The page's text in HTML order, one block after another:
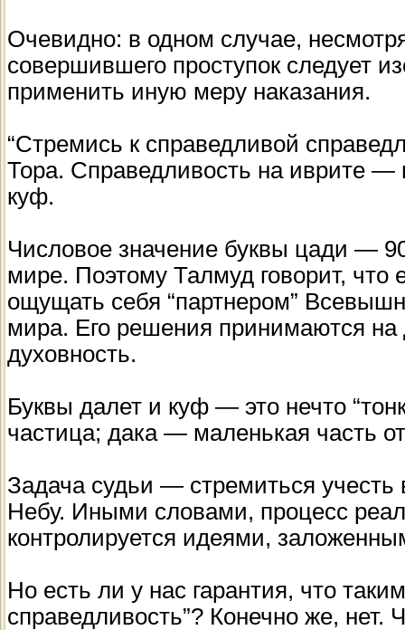
Очевидно: в одном случае,
совершившего проступок следует
применить иную меру наказания.
“Стремись к справедливой
Тора. Справедливость на иврите —
куф.
Числовое значение буквы цади —
мире. Поэтому Талмуд говорит,
ощущать себя “партнером”
мира. Его решения принимаются
духовность.
Буквы далет и куф — это нечто
частица; дака — маленькая часть
Задача судьи — стремиться учесть
Небу. Иными словами, процесс
контролируется идеями,
Но есть ли у нас гарантия, что
справедливость”? Конечно же,